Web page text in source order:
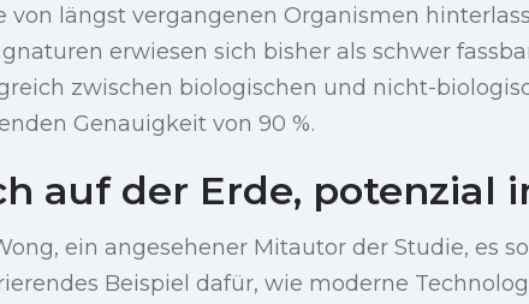
von längst vergangenen Organismen
erwiesen sich bisher als schwer
zwischen biologischen und nicht-
Genauigkeit von 90 %.
auf der Erde, potenzial
ein angesehener Mitautor der Studie, es
Beispiel dafür, wie moderne